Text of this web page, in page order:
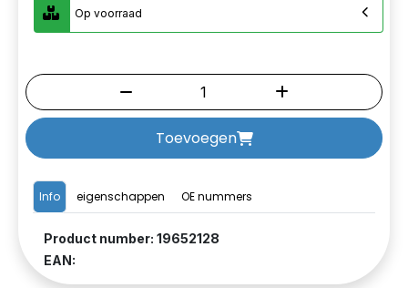
Info eigenschappen OE nummers
Product number: 19652128
EAN:
Op voorraad
Toevoegen